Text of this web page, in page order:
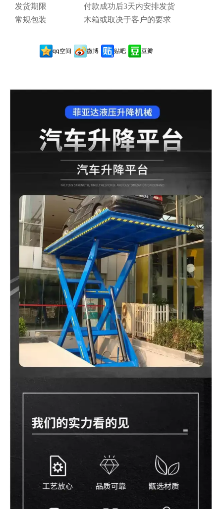
发货期限
付款成功后3天内安排发货
常规包装
木箱或取决于客户的要求
qq空间 微博 贴吧 豆瓣